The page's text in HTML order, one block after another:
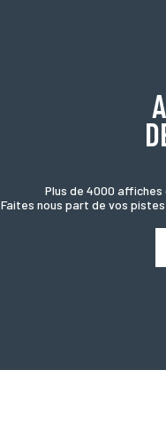
Plus de 4000
Faites nous part de vos